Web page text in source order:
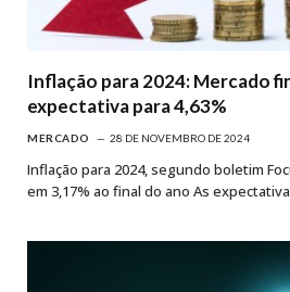
Inflação para 2024: Mercado
expectativa para 4,63%
MERCADO 28 DE NOVEMBRO DE 2024
Inflação para 2024, segundo boletim
em 3,17% ao final do ano As